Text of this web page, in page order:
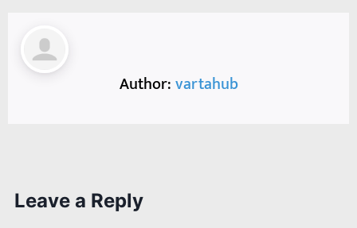
Author:vartahub
Leave a Reply